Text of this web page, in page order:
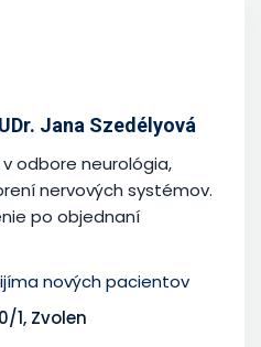
Jana Szedélyová
odbore neurológia,
nervových systémov.
po objednaní
nových pacientov
1, Zvolen